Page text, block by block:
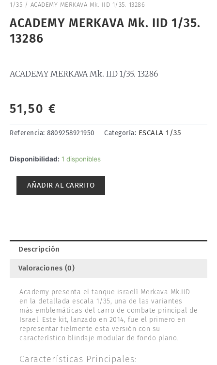
1/35 / ACADEMY MERKAVA Mk. IID 1/35. 13286
ACADEMY MERKAVA Mk. IID 1/35.
13286
ACADEMY MERKAVA Mk. IID 1/35. 13286
51,50 €
Referencia: 8809258921950 Categoría: ESCALA 1/35
Disponibilidad: 1 disponibles
ACADEMY
AÑADIR AL CARRITO
Descripción
Valoraciones (0)
Academy presenta el tanque israelí Merkava Mk.IID
en la detallada escala 1/35, una de las variantes
más emblemáticas del carro de combate principal de
Israel. Este kit, lanzado en 2014, fue el primero en
representar fielmente esta versión con su
característico blindaje modular de fondo plano.
Características Principales: